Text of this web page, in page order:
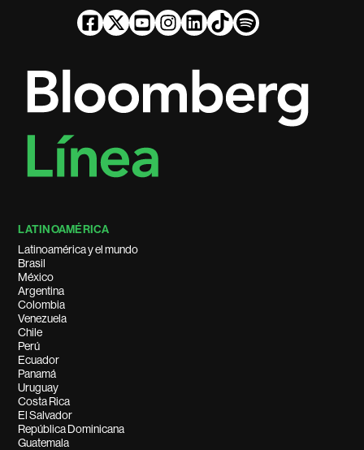
LATINOAMÉRICA
Latinoamérica y el mundo
Brasil
México
Argentina
Colombia
Venezuela
Chile
Perú
Ecuador
Panamá
Uruguay
Costa Rica
El Salvador
República Dominicana
Guatemala